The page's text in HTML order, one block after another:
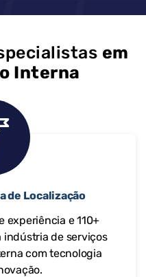
em
Interna
de Localização
experiência e 110+
indústria de serviços
com tecnologia